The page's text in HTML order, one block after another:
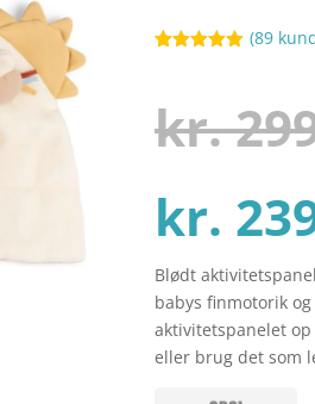
baseret på
kundebedøm
melser
(89
kr.
kr.
Blødt
babys finmotorik
aktivitetspanelet
eller brug det som